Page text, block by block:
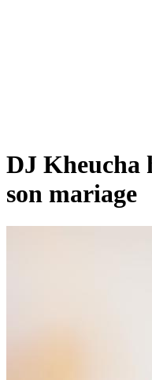
DJ Kheucha
son mariage